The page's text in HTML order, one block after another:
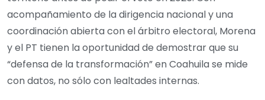
acompañamiento de la dirigencia nacional y una
coordinación abierta con el árbitro electoral, Morena
y el PT tienen la oportunidad de demostrar que su
“defensa de la transformación” en Coahuila se mide
con datos, no sólo con lealtades internas.